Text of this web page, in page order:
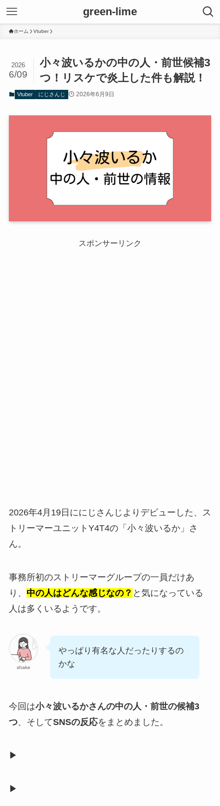
green-lime
ホーム Vtuber
小々波いるかの中の人・前世候補3
つ！リスケで炎上した件も解説！
2026
6/09
Vtuber にじさんじ 2026年6月9日
スポンサーリンク
2026年4月19日ににじさんじよりデビューした、ス
トリーマーユニットY4T4の「小々波いるか」さ
ん。
事務所初のストリーマーグループの一員だけあ
り、 中の人はどんな感じなの？ と気になっている
人は多くいるようです。
shake
やっぱり有名な人だったりするの
かな
今回は小々波いるかさんの中の人・前世の候補3
つ、そしてSNSの反応をまとめました。
▶︎
▶︎